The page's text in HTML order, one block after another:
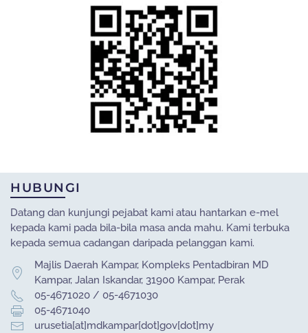
HUBUNGI
Datang dan kunjungi pejabat kami atau hantarkan e-mel
kepada kami pada bila-bila masa anda mahu. Kami terbuka
kepada semua cadangan daripada pelanggan kami.
Majlis Daerah Kampar, Kompleks Pentadbiran MD
Kampar, Jalan Iskandar, 31900 Kampar, Perak
05-4671020 / 05-4671030
05-4671040
urusetia[at]mdkampar[dot]gov[dot]my